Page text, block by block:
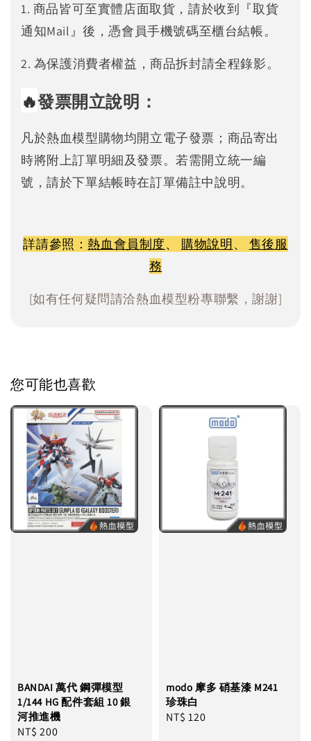
1. 商品皆可至實體店面取貨，請於收到『取貨
通知Mail』後，憑會員手機號碼至櫃台結帳。
2. 為保護消費者權益，商品拆封請全程錄影。
🔥發票開立說明：
凡於熱血模型購物均開立電子發票；商品寄出
時將附上訂單明細及發票。若需開立統一編
號，請於下單結帳時在訂單備註中說明。
詳請參照：熱血會員制度、 購物說明、 售後服
務
[如有任何疑問請洽熱血模型粉專聯繫，謝謝]
您可能也喜歡
BANDAI 萬代 鋼彈模型
1/144 HG 配件套組 10 銀
河推進機
Regular
NT$ 200
modo 摩多 硝基漆 M241
珍珠白
Regular
NT$ 120